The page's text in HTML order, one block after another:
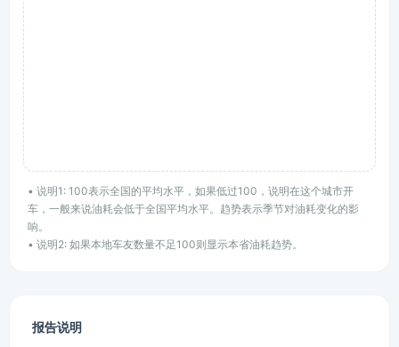
• 说明1: 100表示全国的平均水平，如果低过100，说明在这个城市开
车，一般来说油耗会低于全国平均水平。趋势表示季节对油耗变化的影
响。
• 说明2: 如果本地车友数量不足100则显示本省油耗趋势。
报告说明